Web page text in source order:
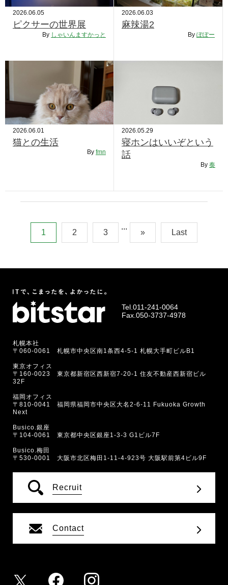
2026.06.05
ピクサーの世界展
By しゃいんますかっと
2026.06.03
麻辣湯2
By ぽぽー
2026.06.01
猫との生活
By fmn
2026.05.29
寝ホンはいいぞという
話
By 奏
1 2 3
...
» Last
Tel. 011-241-0064
Fax.050-3737-4978
札幌本社
〒060-0061 札幌市中央区南1条西4-5-1 札幌大手町ビルB1
東京オフィス
〒160-0023 東京都新宿区西新宿7-20-1 住友不動産西新宿ビル
32F
福岡オフィス
〒810-0041 福岡県福岡市中央区大名2-6-11 Fukuoka Growth
Next
Busico.銀座
〒104-0061 東京都中央区銀座1-3-3 G1ビル7F
Busico.梅田
〒530-0001 大阪市北区梅田1-11-4-923号 大阪駅前第4ビル9F
Recruit
Contact